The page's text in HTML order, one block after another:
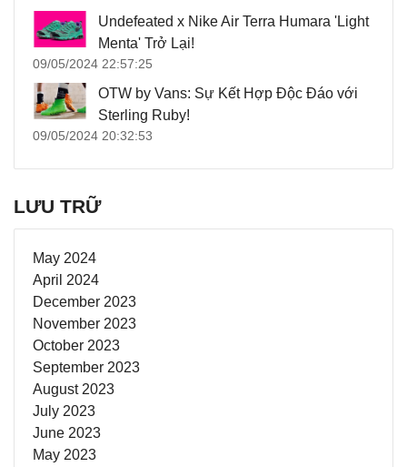
Undefeated x Nike Air Terra Humara 'Light
Menta' Trở Lại!
09/05/2024 22:57:25
OTW by Vans: Sự Kết Hợp Độc Đáo với
Sterling Ruby!
09/05/2024 20:32:53
LƯU TRỮ
May 2024
April 2024
December 2023
November 2023
October 2023
September 2023
August 2023
July 2023
June 2023
May 2023